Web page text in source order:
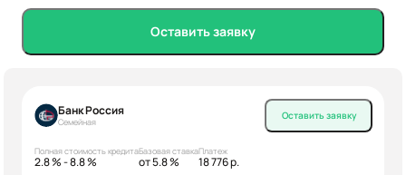
Оставить заявку
Банк Россия
Семейная
Полная стоимость кредита
2.8 % - 8.8 %
Базовая ставка
от 5.8 %
Платеж
18 776 р.
Оставить заявку